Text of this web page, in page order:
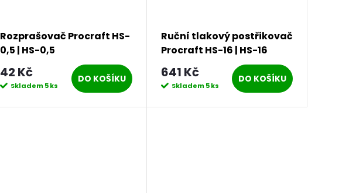
Rozprašovač Procraft HS-
0,5 | HS-0,5
42 Kč
Skladem5 ks
DO KOŠÍKU
Ruční tlakový postřikovač
Procraft HS-16 | HS-16
641 Kč
Skladem5 ks
DO KOŠÍKU